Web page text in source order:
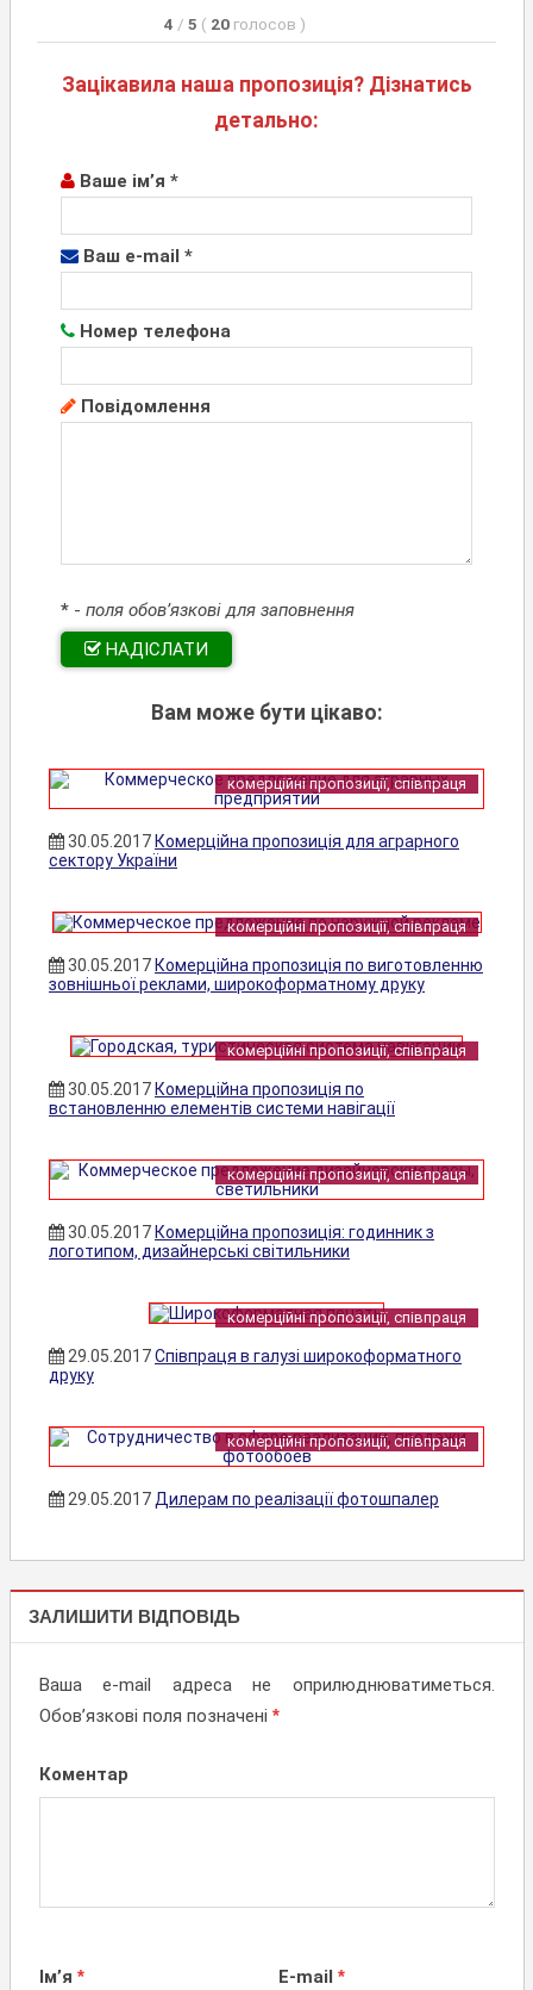
4 / 5 ( 20 голосов )
Зацікавила наша пропозиція? Дізнатись
детально:
Ваше ім’я *
Ваш e-mail *
Номер телефона
Повідомлення
* - поля обов’язкові для заповнення
НАДІСЛАТИ
Вам може бути цікаво:
комерційні пропозиції, співпраця
30.05.2017 Комерційна пропозиція для аграрного
сектору України
комерційні пропозиції, співпраця
30.05.2017 Комерційна пропозиція по виготовленню
зовнішньої реклами, широкоформатному друку
комерційні пропозиції, співпраця
30.05.2017 Комерційна пропозиція по
встановленню елементів системи навігації
комерційні пропозиції, співпраця
30.05.2017 Комерційна пропозиція: годинник з
логотипом, дизайнерські світильники
комерційні пропозиції, співпраця
29.05.2017Співпраця в галузі широкоформатного
друку
комерційні пропозиції, співпраця
29.05.2017Дилерам по реалізації фотошпалер
КОМЕРЦІЙНІ
ПРОПОЗИЦІЇ,
СПІВПРАЦЯ
ЗАЛИШИТИ ВІДПОВІДЬ
Ваша e-mail адреса не оприлюднюватиметься.
Обов’язкові поля позначені *
Коментар
Ім’я * E-mail *